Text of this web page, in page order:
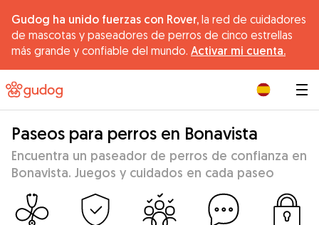
Gudog ha unido fuerzas con Rover, la red de cuidadores
de mascotas y paseadores de perros de cinco estrellas
más grande y confiable del mundo. Activar mi cuenta.
Paseos para perros en Bonavista
Encuentra un paseador de perros de confianza en
Bonavista. Juegos y cuidados en cada paseo